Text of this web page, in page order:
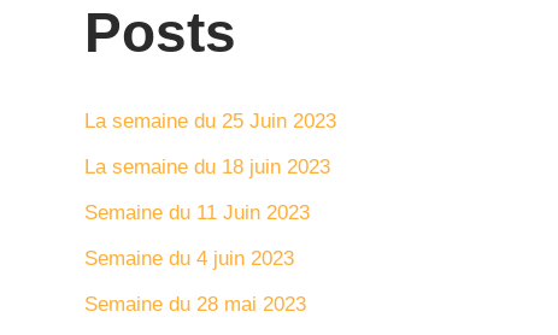
Posts
La semaine du 25 Juin 2023
La semaine du 18 juin 2023
Semaine du 11 Juin 2023
Semaine du 4 juin 2023
Semaine du 28 mai 2023